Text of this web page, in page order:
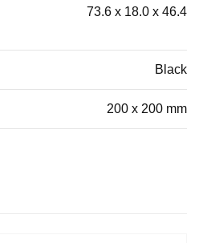
73.6 x 18.0 x 46.4
Black
200 x 200 mm